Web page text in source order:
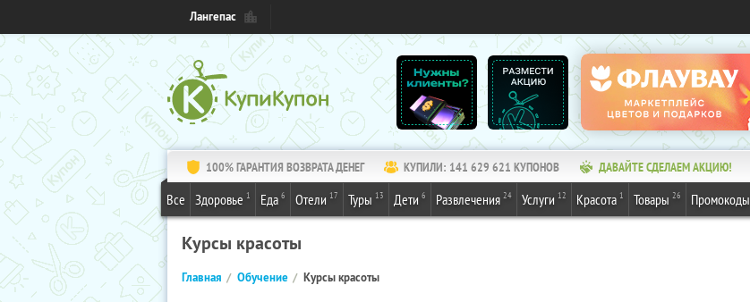
Лангепас
100% ГАРАНТИЯ ВОЗВРАТА ДЕНЕГ КУПИЛИ: 141 629 621 КУПОНОВ ДАВАЙТЕ СДЕЛАЕМ АКЦИЮ!
Все Здоровье 1 Еда 6 Отели 17 Туры 13 Дети 6 Развлечения 24 Услуги 12 Красота 1 Товары 26 Промокоды
Курсы красоты
Главная Обучение Курсы красоты